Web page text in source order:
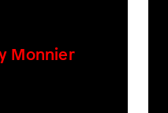
Monnier